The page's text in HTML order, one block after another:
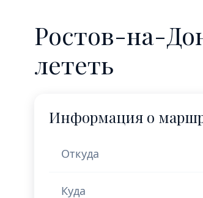
Ростов-на-
лететь
Информация о
Откуда
Куда